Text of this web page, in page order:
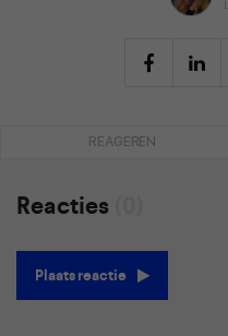
REAGEREN
Reacties
Plaats reactie